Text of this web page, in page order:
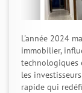
L'année 2024
immobilier,
technologiques
les
rapide qui